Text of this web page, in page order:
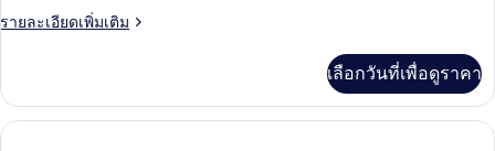
รายละเอียดเพิ่มเติม
ราย
เกี่ยว
กับ
ห้อง
เลือกวันที่เพื่อดูราคา